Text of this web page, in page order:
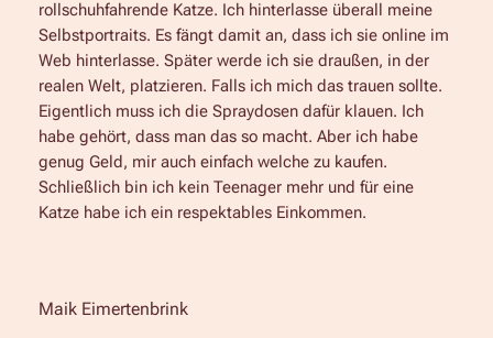
rollschuhfahrende Katze. Ich hinterlasse überall meine
Selbstportraits. Es fängt damit an, dass ich sie online im
Web hinterlasse. Später werde ich sie draußen, in der
realen Welt, platzieren. Falls ich mich das trauen sollte.
Eigentlich muss ich die Spraydosen dafür klauen. Ich
habe gehört, dass man das so macht. Aber ich habe
genug Geld, mir auch einfach welche zu kaufen.
Schließlich bin ich kein Teenager mehr und für eine
Katze habe ich ein respektables Einkommen.
Maik Eimertenbrink